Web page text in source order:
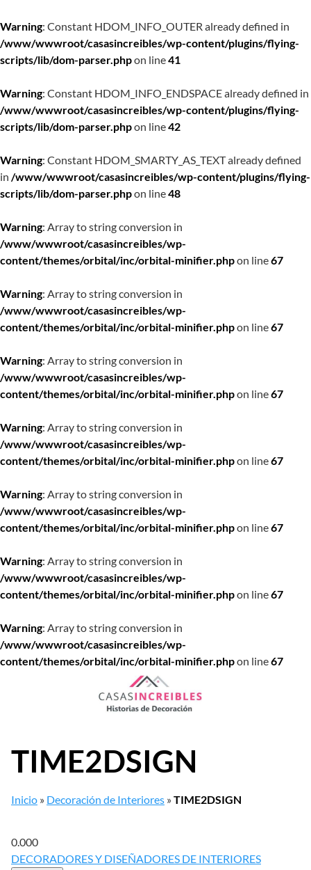
Warning: Constant HDOM_INFO_OUTER already defined in
/www/wwwroot/casasincreibles/wp-content/plugins/flying-
scripts/lib/dom-parser.phpon line41
Warning: Constant HDOM_INFO_ENDSPACE already defined in
/www/wwwroot/casasincreibles/wp-content/plugins/flying-
scripts/lib/dom-parser.phpon line42
Warning: Constant HDOM_SMARTY_AS_TEXT already defined
in /www/wwwroot/casasincreibles/wp-content/plugins/flying-
scripts/lib/dom-parser.phpon line48
Warning: Array to string conversion in
/www/wwwroot/casasincreibles/wp-
content/themes/orbital/inc/orbital-minifier.phpon line67
Warning: Array to string conversion in
/www/wwwroot/casasincreibles/wp-
content/themes/orbital/inc/orbital-minifier.phpon line67
Warning: Array to string conversion in
/www/wwwroot/casasincreibles/wp-
content/themes/orbital/inc/orbital-minifier.phpon line67
Warning: Array to string conversion in
/www/wwwroot/casasincreibles/wp-
content/themes/orbital/inc/orbital-minifier.phpon line67
Warning: Array to string conversion in
/www/wwwroot/casasincreibles/wp-
content/themes/orbital/inc/orbital-minifier.phpon line67
Warning: Array to string conversion in
/www/wwwroot/casasincreibles/wp-
content/themes/orbital/inc/orbital-minifier.phpon line67
Warning: Array to string conversion in
/www/wwwroot/casasincreibles/wp-
content/themes/orbital/inc/orbital-minifier.phpon line67
TIME2DSIGN
Inicio » Decoración de Interiores »TIME2DSIGN
0.000
DECORADORES Y DISEÑADORES DE INTERIORES